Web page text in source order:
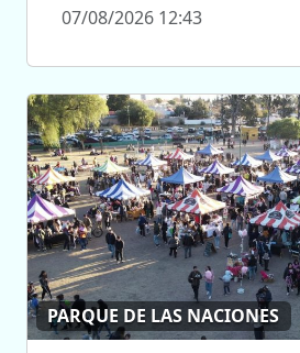
07/08/2026 12:43
PARQUE DE LAS NACIONES